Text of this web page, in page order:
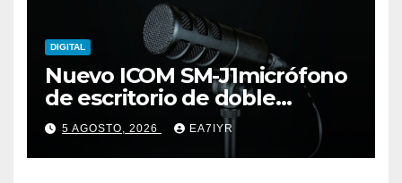
DIGITAL
Nuevo ICOM SM-J1micrófono
de escritorio de doble
elemento premium
5 AGOSTO, 2026 EA7IYR